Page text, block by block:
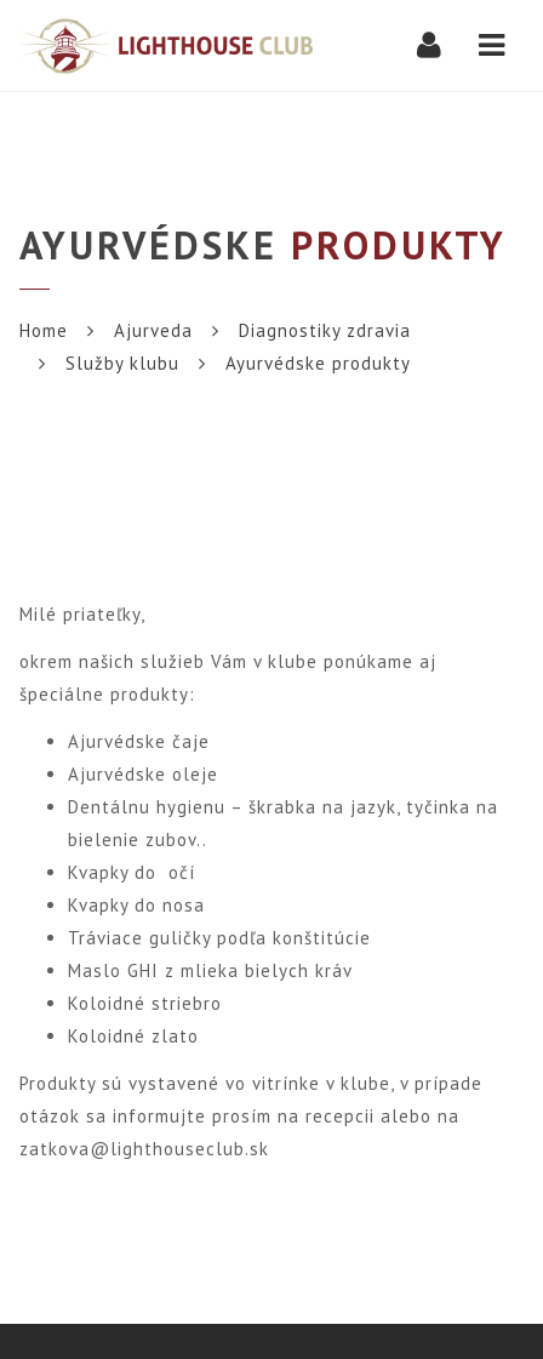
AYURVÉDSKE PRODUKTY
Home Ajurveda
Diagnostiky zdravia
Služby klubu
Ayurvédske produkty
Milé priateľky,
okrem našich služieb Vám v klube ponúkame aj
špeciálne produkty:
Ajurvédske čaje
Ajurvédske oleje
Dentálnu hygienu – škrabka na jazyk, tyčinka na
bielenie zubov..
Kvapky do očí
Kvapky do nosa
Tráviace guličky podľa konštitúcie
Maslo GHI z mlieka bielych kráv
Koloidné striebro
Koloidné zlato
Produkty sú vystavené vo vitrínke v klube, v prípade
otázok sa informujte prosím na recepcii alebo na
zatkova@lighthouseclub.sk